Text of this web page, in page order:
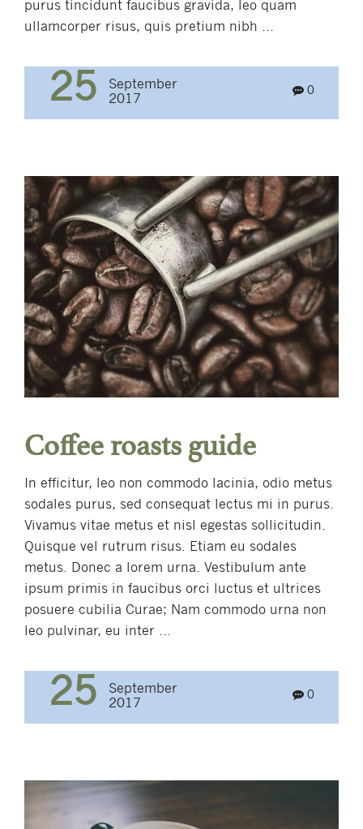
purus tincidunt faucibus gravida, leo quam
ullamcorper risus, quis pretium nibh ...
25
September
2017
0
Coffee roasts guide
In efficitur, leo non commodo lacinia, odio metus
sodales purus, sed consequat lectus mi in purus.
Vivamus vitae metus et nisl egestas sollicitudin.
Quisque vel rutrum risus. Etiam eu sodales
metus. Donec a lorem urna. Vestibulum ante
ipsum primis in faucibus orci luctus et ultrices
posuere cubilia Curae; Nam commodo urna non
leo pulvinar, eu inter ...
25
September
2017
0